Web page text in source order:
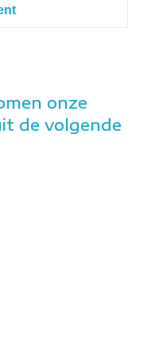
onze
de volgende